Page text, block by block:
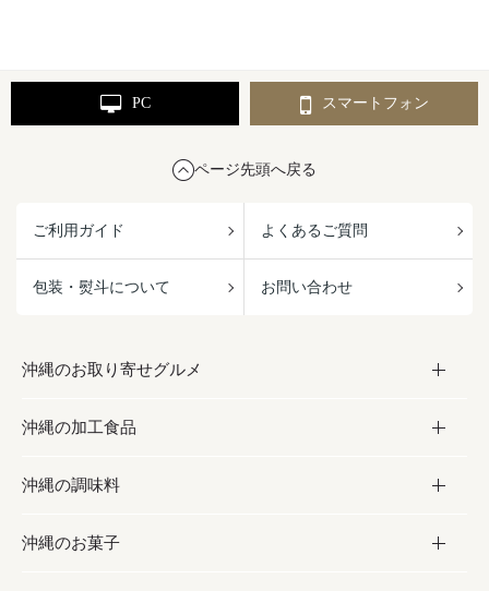
PC スマートフォン
ページ先頭へ戻る
ご利用ガイド よくあるご質問
包装・熨斗について お問い合わせ
沖縄のお取り寄せグルメ
お取り寄せグルメ
フルーツ・野菜
お肉
沖縄の加工食品
加工食品
缶詰／パウチ
沖縄の調味料
調味料
沖縄のお菓子